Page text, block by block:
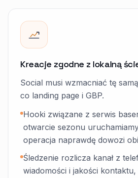
Kreacje zgodne z lokalną
Social musi wzmacniać tę
co landing page i GBP.
Hooki związane z serwis
otwarcie sezonu
operacja naprawdę dowozi
Śledzenie rozlicza kanał z
wiadomości i jakości